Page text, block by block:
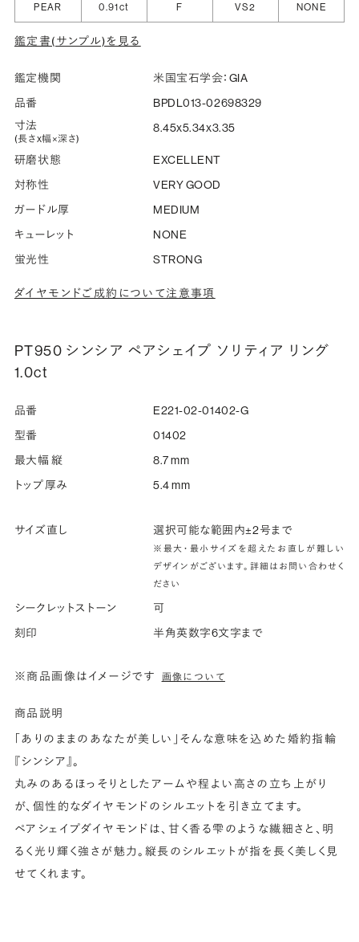
指輪の内側に、誕生石やピンクダイヤモンドなど、お好みの
宝石を選んでセッティングすることができます。ショッピング
詳しく見る
PEAR 0.91ct F VS2 NONE
鑑定書(サンプル)を見る
鑑定機関
米国宝石学会：GIA
品番
BPDL013-02698329
寸法
(長さx幅×深さ)
8.45x5.34x3.35
研磨状態
EXCELLENT
対称性
VERY GOOD
ガードル厚
MEDIUM
キューレット
NONE
蛍光性
STRONG
ダイヤモンドご成約について注意事項
PT950 シンシア ペアシェイプ ソリティア リング
1.0ct
品番
E221-02-01402-G
型番
01402
最大幅 縦
8.7 mm
トップ厚み
5.4 mm
サイズ直し 選択可能な範囲内±2号まで
※最大・最小サイズを超えたお直しが難しい
デザインがございます。詳細はお問い合わせく
ださい
シークレットストーン
可
刻印
半角英数字6文字まで
※商品画像はイメージです 画像について
商品説明
「ありのままのあなたが美しい」そんな意味を込めた婚約指輪
『シンシア』。
丸みのあるほっそりとしたアームや程よい高さの立ち上がり
が、個性的なダイヤモンドのシルエットを引き立てます。
ペアシェイプダイヤモンドは、甘く香る雫のような繊細さと、明
るく光り輝く強さが魅力。縦長のシルエットが指を長く美しく見
せてくれます。